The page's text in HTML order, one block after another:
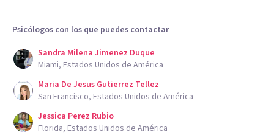
Psicólogos con los que puedes contactar
Sandra Milena Jimenez Duque
Miami, Estados Unidos de América
Maria De Jesus Gutierrez Tellez
San Francisco, Estados Unidos de América
Jessica Perez Rubio
Florida, Estados Unidos de América